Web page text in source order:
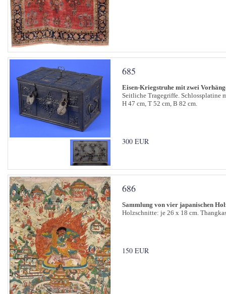
685
Eisen-Kriegstruhe mit zwei
Seitliche Tragegriffe. Schlossplatine
H 47 cm, T 52 cm, B 82 cm.
300 EUR
686
Sammlung von vier japanischen
Holzschnitte: je 26 x 18 cm.
150 EUR